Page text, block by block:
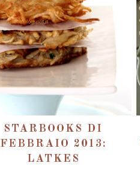
STARBOOKS DI
FEBBRAIO 2013:
LATKES